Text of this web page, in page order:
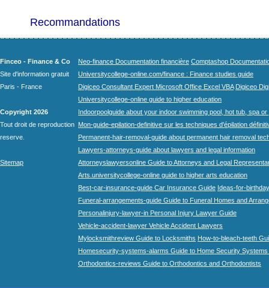
Recommandations
Finceo - Finance & Co
Site d'information gratuit
Paris - France
Copyright 2026
Tout droit de reproduction
reserve.
Sitemap
Neo-finance Documentation financière Comptashop
Universitycollege-online.com/finance : Finance studies guide
Digiceo Consultant Expert Microsoft Office Excel VBA Digiceo
Universitycollege-online guide to higher education
Indoorpoolguide about your indoor swimming pool, hot tub, spa
Mon-guide-epilation-definitive sur les techniques d'épilation
Permanent-hair-removal-guide about permanent hair removal
Lawyers-attorneys-guide about lawyers and legal information
Attorneyslawyersonline Guide to Attorneys and Legal
Arts.universitycollege-online guide to higher arts education
Best-car-insurance-guide Car Insurance Guide Ideas-for-
Funeral-arrangements-guide Guide to Funeral Homes and
Personalinjury-lawyer-in Personal Injury Lawyer Guide
Vehicle-accident-lawyer Vehicle Accident Lawyers
Mylocksmithreview Guide to Locksmiths How-to-bleach-teeth
Homesecurity-systems-alarms Guide to Home Security Systems
Orthodontics-reviews Guide to Orthodontics and Orthodontists